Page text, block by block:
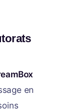
en